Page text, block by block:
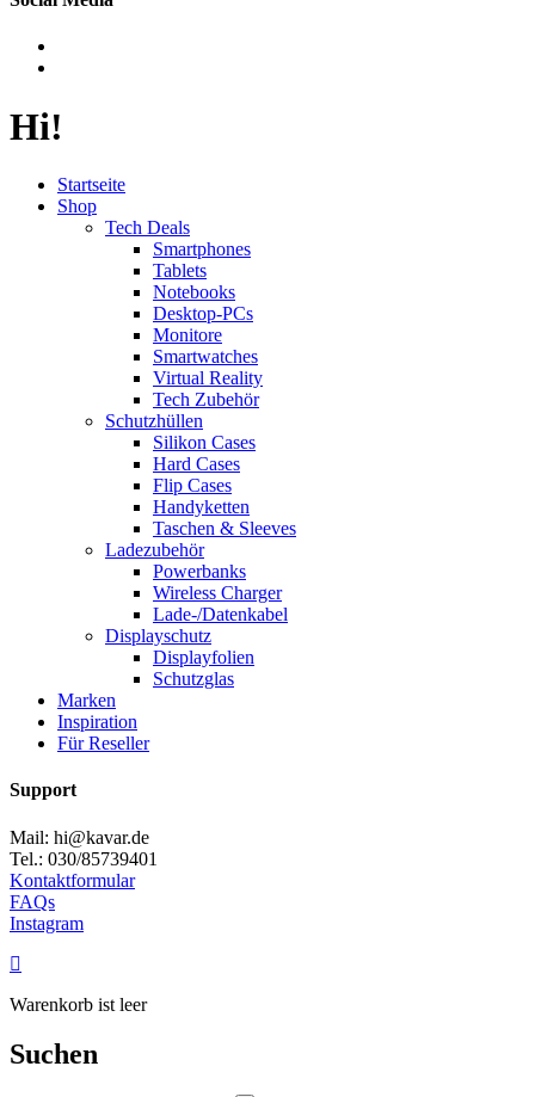
Hi!
Startseite
Shop
Tech Deals
Smartphones
Tablets
Notebooks
Desktop-PCs
Monitore
Smartwatches
Virtual Reality
Tech Zubehör
Schutzhüllen
Silikon Cases
Hard Cases
Flip Cases
Handyketten
Taschen & Sleeves
Ladezubehör
Powerbanks
Wireless Charger
Lade-/Datenkabel
Displayschutz
Displayfolien
Schutzglas
Marken
Inspiration
Für Reseller
Support
Mail: hi@kavar.de
Tel.: 030/85739401
Kontaktformular
FAQs
Instagram
Warenkorb ist leer
Suchen